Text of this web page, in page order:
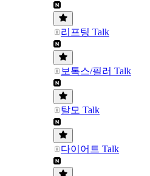
리프팅 Talk
보톡스/필러 Talk
탈모 Talk
다이어트 Talk